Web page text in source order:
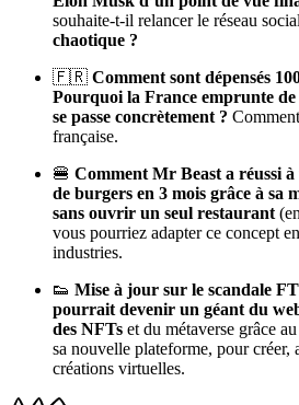
souhaite-t-il relancer le réseau
chaotique ?
🇫🇷 Comment sont dépensés
Pourquoi la France emprunte de
se passe concrètement ?
française.
🍔 Comment Mr Beast a réussi
de burgers en 3 mois grâce à sa
sans ouvrir un seul restaurant
vous pourriez adapter ce concept
industries.
👟 Mise à jour sur le scandale
pourrait devenir un géant du
des NFTs et du métaverse grâce
sa nouvelle plateforme, pour créer,
créations virtuelles.